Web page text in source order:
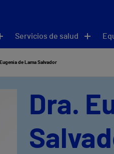
Servicios de salud
Eugenia de Lama Salvador
Dra.